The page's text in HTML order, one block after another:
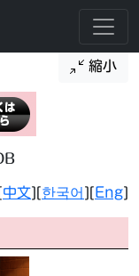
縮小
中文][한국어 ][Eng]